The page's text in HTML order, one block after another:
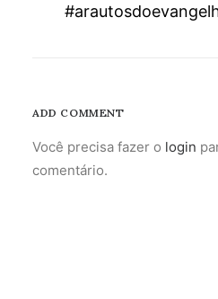
ADD COMMENT
Você precisa fazer o login
comentário.